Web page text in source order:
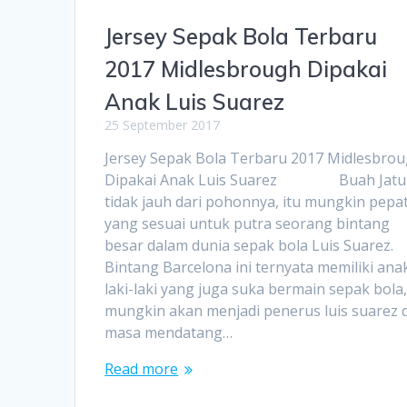
Jersey Sepak Bola Terbaru
2017 Midlesbrough Dipakai
Anak Luis Suarez
25 September 2017
Jersey Sepak Bola Terbaru 2017
Dipakai Anak Luis Suarez Buah
tidak jauh dari pohonnya, itu mungkin
yang sesuai untuk putra seorang bintang
besar dalam dunia sepak bola Luis Suarez.
Bintang Barcelona ini ternyata memiliki
laki-laki yang juga suka bermain sepak bola,
mungkin akan menjadi penerus luis suarez
masa mendatang…
Read more